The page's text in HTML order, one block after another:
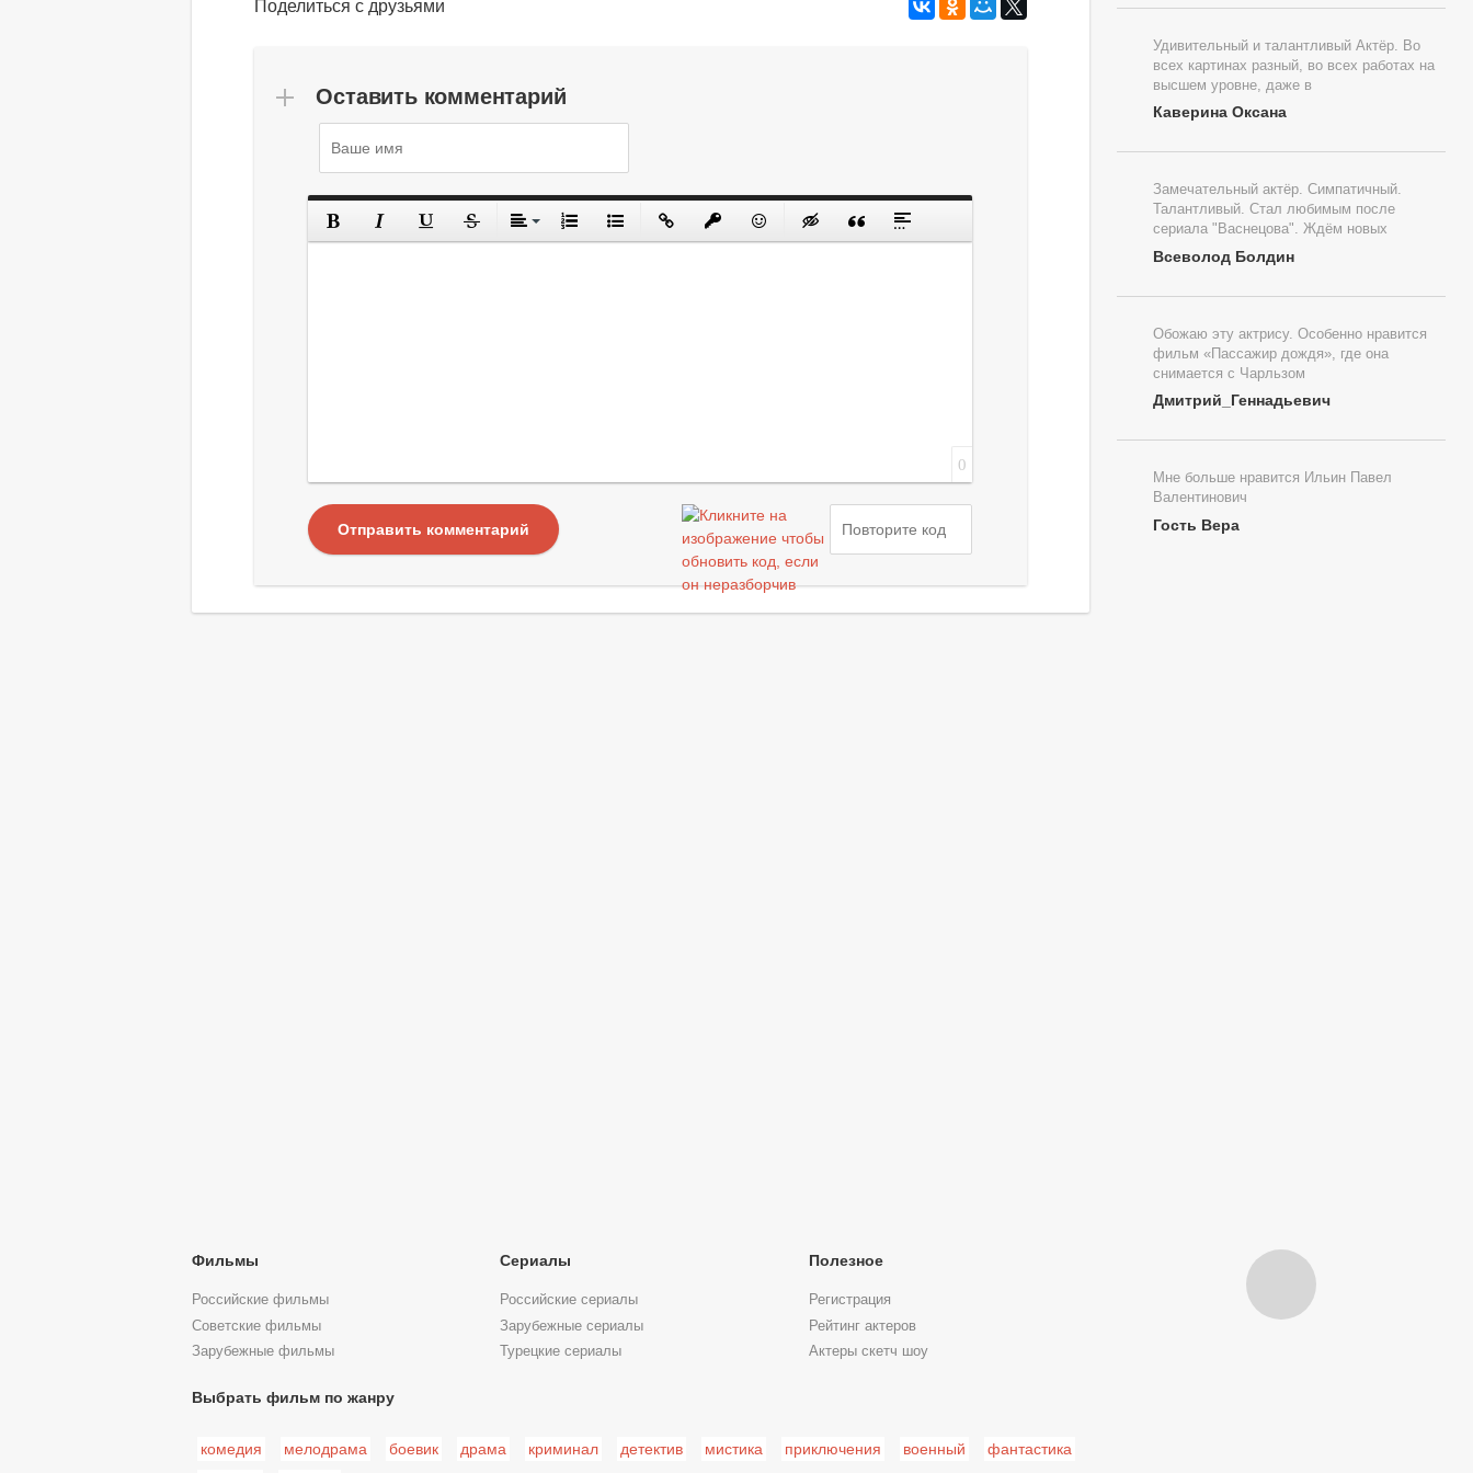
Поделиться с друзьями
Оставить комментарий
0
Отправить комментарий
Удивительный и талантливый Актёр. Во
всех картинах разный, во всех работах на
высшем уровне, даже в
Каверина Оксана
Замечательный актёр. Симпатичный.
Талантливый. Стал любимым после
сериала "Васнецова". Ждём новых
Всеволод Болдин
Обожаю эту актрису. Особенно нравится
фильм «Пассажир дождя», где она
снимается с Чарльзом
Дмитрий_Геннадьевич
Мне больше нравится Ильин Павел
Валентинович
Гость Вера
Фильмы
Российские фильмы
Советские фильмы
Зарубежные фильмы
Сериалы
Российские сериалы
Зарубежные сериалы
Турецкие сериалы
Полезное
Регистрация
Рейтинг актеров
Актеры скетч шоу
Выбрать фильм по жанру
комедия мелодрама боевик драма криминал детектив мистика приключения военный фантастика